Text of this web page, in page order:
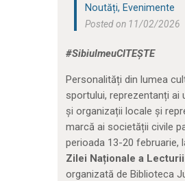
Noutăți, Evenimente
Posted on 11/02/2026
#SibiulmeuCITEȘTE
Personalități din lumea
sportului, reprezentanți ai
și organizații locale și
marcă ai societății civile
perioada 13-20 februarie,
Zilei Naționale a
organizată de Biblioteca